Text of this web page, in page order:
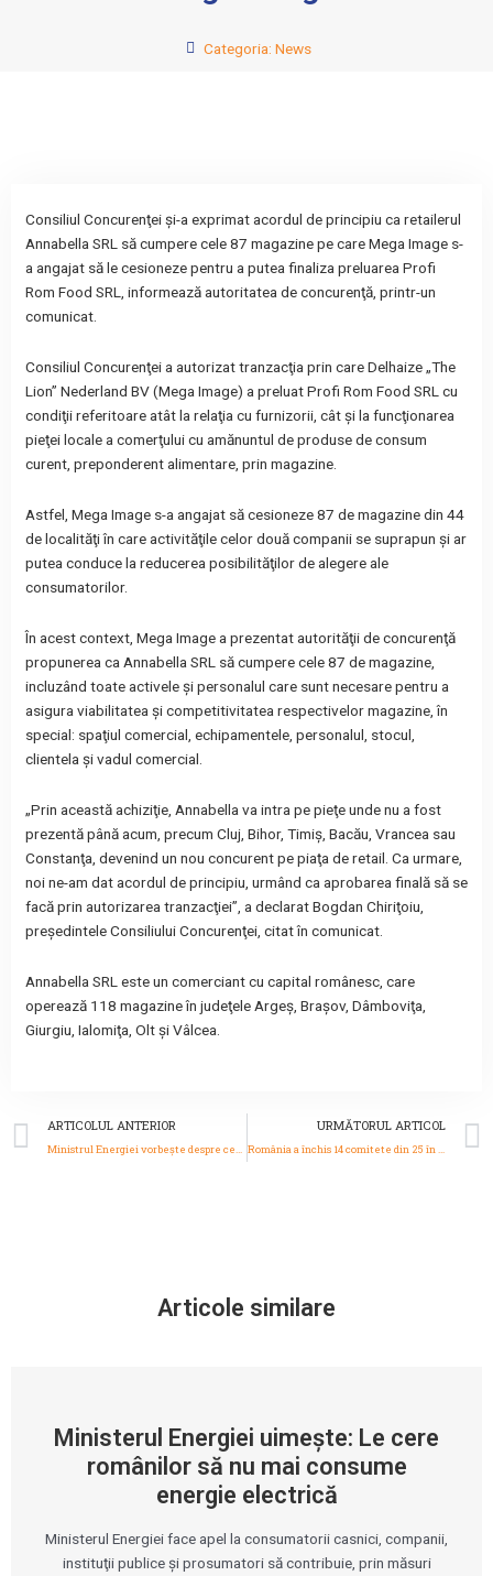
Categoria: News
Consiliul Concurenţei şi-a exprimat acordul de principiu ca retailerul
Annabella SRL să cumpere cele 87 magazine pe care Mega Image s-
a angajat să le cesioneze pentru a putea finaliza preluarea Profi
Rom Food SRL, informează autoritatea de concurenţă, printr-un
comunicat.
Consiliul Concurenţei a autorizat tranzacţia prin care Delhaize „The
Lion” Nederland BV (Mega Image) a preluat Profi Rom Food SRL cu
condiţii referitoare atât la relaţia cu furnizorii, cât şi la funcţionarea
pieţei locale a comerţului cu amănuntul de produse de consum
curent, preponderent alimentare, prin magazine.
Astfel, Mega Image s-a angajat să cesioneze 87 de magazine din 44
de localităţi în care activităţile celor două companii se suprapun şi ar
putea conduce la reducerea posibilităţilor de alegere ale
consumatorilor.
În acest context, Mega Image a prezentat autorităţii de concurenţă
propunerea ca Annabella SRL să cumpere cele 87 de magazine,
incluzând toate activele şi personalul care sunt necesare pentru a
asigura viabilitatea şi competitivitatea respectivelor magazine, în
special: spaţiul comercial, echipamentele, personalul, stocul,
clientela şi vadul comercial.
„Prin această achiziţie, Annabella va intra pe pieţe unde nu a fost
prezentă până acum, precum Cluj, Bihor, Timiş, Bacău, Vrancea sau
Constanţa, devenind un nou concurent pe piaţa de retail. Ca urmare,
noi ne-am dat acordul de principiu, urmând ca aprobarea finală să se
facă prin autorizarea tranzacţiei”, a declarat Bogdan Chiriţoiu,
preşedintele Consiliului Concurenţei, citat în comunicat.
Annabella SRL este un comerciant cu capital românesc, care
operează 118 magazine în judeţele Argeş, Braşov, Dâmboviţa,
Giurgiu, Ialomiţa, Olt şi Vâlcea.
Prev
ARTICOLUL ANTERIOR
Ministrul Energiei vorbește despre ceea ce se întâmplă, de fapt, cu lucrările de întreţinere la lacul Vidraru, o premieră istorică în existența barajului
URMĂTORUL ARTICOL
România a închis 14 comitete din 25 în procesul său de aderare la OCDE: Pensiile private figurează pe lista obligațiilor
Articole similare
Ministerul Energiei uimește: Le cere
românilor să nu mai consume
energie electrică
Ministerul Energiei face apel la consumatorii casnici, companii,
instituţii publice şi prosumatori să contribuie, prin măsuri